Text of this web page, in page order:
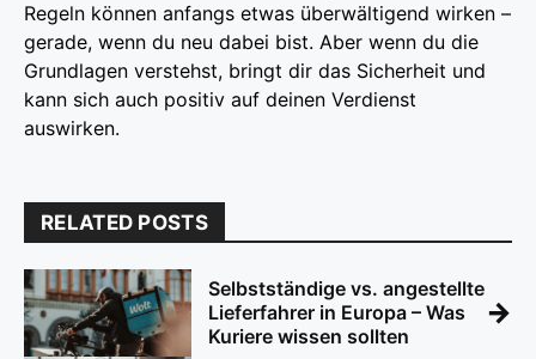
Regeln können anfangs etwas überwältigend wirken –
gerade, wenn du neu dabei bist. Aber wenn du die
Grundlagen verstehst, bringt dir das Sicherheit und
kann sich auch positiv auf deinen Verdienst
auswirken.
RELATED POSTS
Selbstständige vs. angestellte
Lieferfahrer in Europa – Was
Kuriere wissen sollten
→